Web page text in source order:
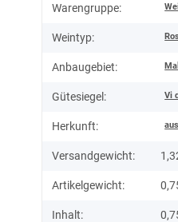
Warengruppe:
Weintyp:
Anbaugebiet:
Gütesiegel: Vi
Herkunft:
Versandgewicht:
Artikelgewicht:
Inhalt: